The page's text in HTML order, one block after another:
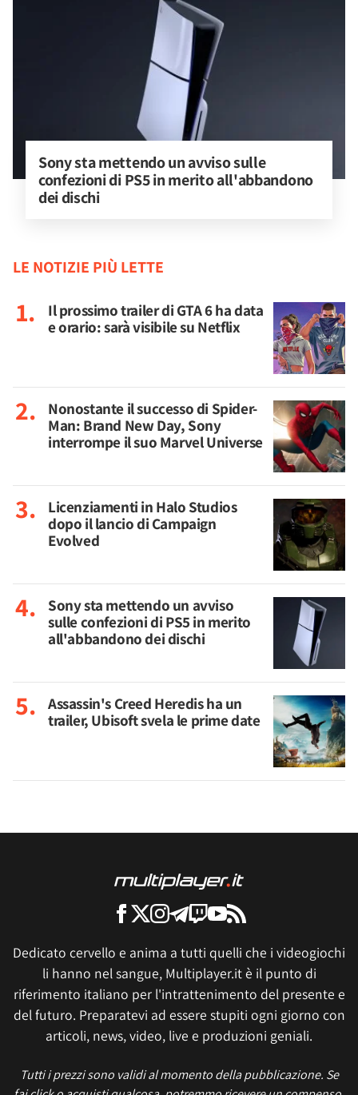
Sony sta mettendo un avviso sulle
confezioni di PS5 in merito all'abbandono
dei dischi
LE NOTIZIE PIÙ LETTE
Il prossimo trailer di GTA 6 ha data
e orario: sarà visibile su Netflix
Nonostante il successo di Spider-
Man: Brand New Day, Sony
interrompe il suo Marvel Universe
Licenziamenti in Halo Studios
dopo il lancio di Campaign
Evolved
Sony sta mettendo un avviso
sulle confezioni di PS5 in merito
all'abbandono dei dischi
Assassin's Creed Heredis ha un
trailer, Ubisoft svela le prime date
Dedicato cervello e anima a tutti quelli che i videogiochi
li hanno nel sangue, Multiplayer.it è il punto di
riferimento italiano per l'intrattenimento del presente e
del futuro. Preparatevi ad essere stupiti ogni giorno con
articoli, news, video, live e produzioni geniali.
Tutti i prezzi sono validi al momento della pubblicazione. Se